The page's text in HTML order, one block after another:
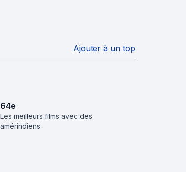
Ajouter à un top
64e
Les meilleurs films avec des
amérindiens